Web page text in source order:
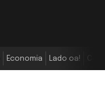
Economia Lado oa!